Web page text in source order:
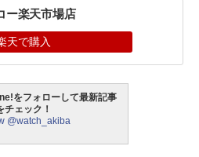
ー楽天市場店
天で購入
をフォローして最新記事
チェック！
@watch_akiba